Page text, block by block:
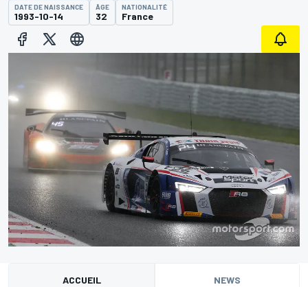
DATE DE NAISSANCE
1993-10-14
ÂGE
32
NATIONALITÉ
France
ACCUEIL NEWS